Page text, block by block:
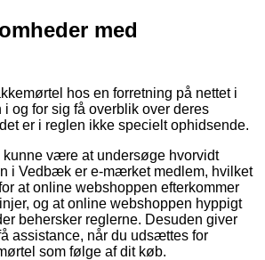
med
hos en forretning på nettet i
og for sig få overblik over deres
er i reglen ikke specielt ophidsende.
kunne være at undersøge hvorvidt
i Vedbæk er e-mærket medlem, hvilket
at online webshoppen efterkommer
og at online webshoppen hyppigt
behersker reglerne. Desuden giver
assistance, når du udsættes for
som følge af dit køb.